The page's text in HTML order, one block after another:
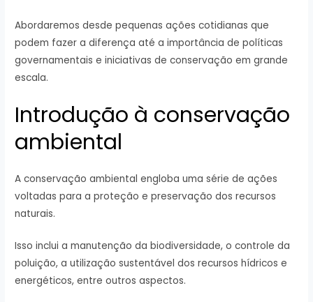
Abordaremos desde pequenas ações cotidianas que
podem fazer a diferença até a importância de políticas
governamentais e iniciativas de conservação em grande
escala.
Introdução à conservação
ambiental
A conservação ambiental engloba uma série de ações
voltadas para a proteção e preservação dos recursos
naturais.
Isso inclui a manutenção da biodiversidade, o controle da
poluição, a utilização sustentável dos recursos hídricos e
energéticos, entre outros aspectos.